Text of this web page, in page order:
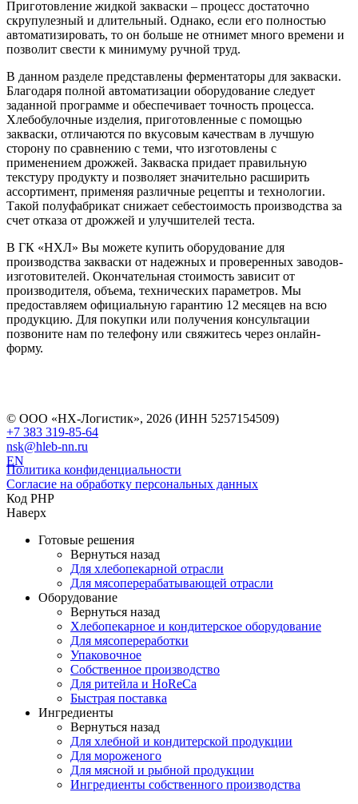
Приготовление жидкой закваски ‒ процесс достаточно
скрупулезный и длительный. Однако, если его полностью
автоматизировать, то он больше не отнимет много времени и
позволит свести к минимуму ручной труд.
В данном разделе представлены ферментаторы для закваски.
Благодаря полной автоматизации оборудование следует
заданной программе и обеспечивает точность процесса.
Хлебобулочные изделия, приготовленные с помощью
закваски, отличаются по вкусовым качествам в лучшую
сторону по сравнению с теми, что изготовлены с
применением дрожжей. Закваска придает правильную
текстуру продукту и позволяет значительно расширить
ассортимент, применяя различные рецепты и технологии.
Такой полуфабрикат снижает себестоимость производства за
счет отказа от дрожжей и улучшителей теста.
В ГК «НХЛ» Вы можете купить оборудование для
производства закваски от надежных и проверенных заводов-
изготовителей. Окончательная стоимость зависит от
производителя, объема, технических параметров. Мы
предоставляем официальную гарантию 12 месяцев на всю
продукцию. Для покупки или получения консультации
позвоните нам по телефону или свяжитесь через онлайн-
форму.
© ООО «НХ-Логистик», 2026 (ИНН 5257154509)
+7 383 319-85-64
nsk@hleb-nn.ru
EN
Политика конфиденциальности
Согласие на обработку персональных данных
Код PHP
Наверх
Готовые решения
Вернуться назад
Для хлебопекарной отрасли
Для мясоперерабатывающей отрасли
Оборудование
Вернуться назад
Хлебопекарное и кондитерское оборудование
Для мясопереработки
Упаковочное
Собственное производство
Для ритейла и HoReCa
Быстрая поставка
Ингредиенты
Вернуться назад
Для хлебной и кондитерской продукции
Для мороженого
Для мясной и рыбной продукции
Ингредиенты собственного производства